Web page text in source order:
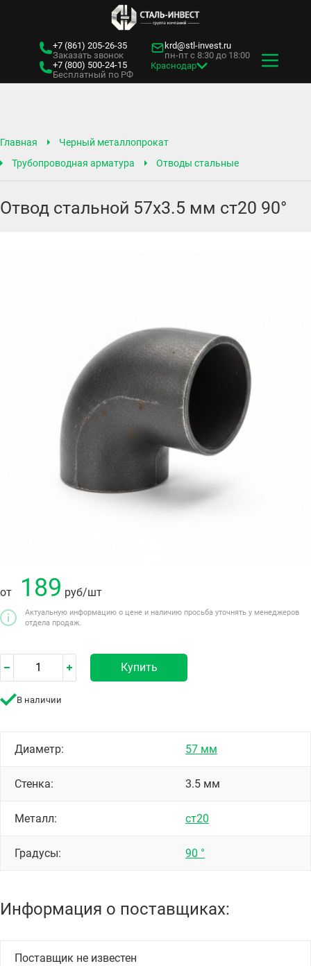
+7 (861) 205-26-35
Заказать звонок
+7 (800) 500-24-15
Бесплатный по РФ
krd@stl-invest.ru
пн-пт с 8:30 до 18:00
Краснодар
Главная
Черный металлопрокат
Трубопроводная арматура
Отводы стальные
Отвод стальной 57х3.5 мм ст20 90°
от 189 руб/шт
Актуальную информацию о цене и наличию просьба уточнять у менеджеров
отдела продаж.
Купить
В наличии
Диаметр: 57 мм
Стенка: 3.5 мм
Металл: ст20
Градусы: 90 °
Информация о поставщиках:
Поставщик не известен